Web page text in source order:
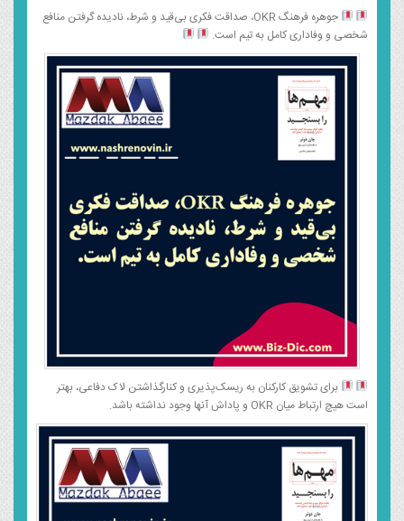
جوهره فرهنگ OKR، صداقت فکری بی‌قید و شرط، نادیده گرفتن منافع
شخصی و وفاداری کامل به تیم است.
برای تشویق کارکنان به ریسک‌پذیری و کنارگذاشتن لاک دفاعی، بهتر
است هیچ ارتباط میان OKR و پاداش آنها وجود نداشته باشد.